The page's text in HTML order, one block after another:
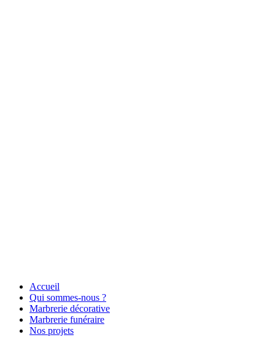
Accueil
Qui sommes-nous ?
Marbrerie décorative
Marbrerie funéraire
Nos projets